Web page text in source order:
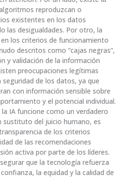
reproduzcan o
existentes en los datos
las desigualdades. Por otro, la
los criterios de funcionamiento
descritos como “cajas negras”,
y validación de la información
preocupaciones legítimas
seguridad de los datos, ya que
con información sensible sobre
y el potencial individual.
IA funcione como un verdadero
del juicio humano, es
de los criterios
de las recomendaciones
activa por parte de los líderes.
que la tecnología refuerza
la equidad y la calidad de